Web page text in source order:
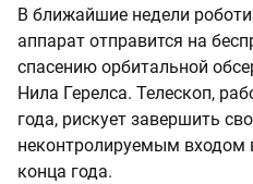
В ближайшие недели
аппарат отправится на
спасению орбитальной
Нила Герелса. Телескоп,
года, рискует завершить
неконтролируемым входом
конца года.